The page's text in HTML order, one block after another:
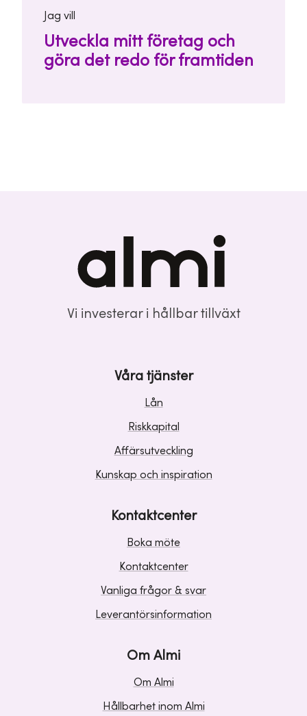
Jag vill
Utveckla mitt företag och
göra det redo för framtiden
Vi investerar i hållbar tillväxt
Våra tjänster
Lån
Riskkapital
Affärsutveckling
Kunskap och inspiration
Kontaktcenter
Boka möte
Kontaktcenter
Vanliga frågor & svar
Leverantörsinformation
Om Almi
Om Almi
Hållbarhet inom Almi